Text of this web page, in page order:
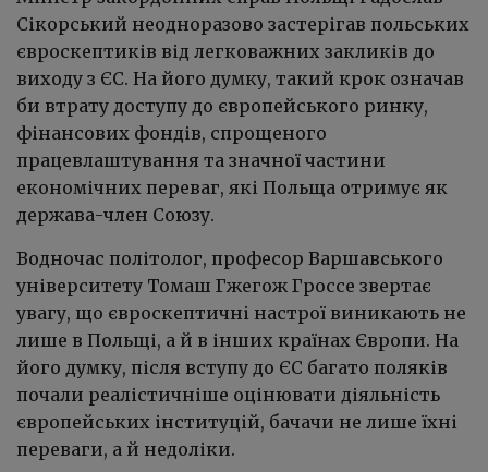
Сікорський неодноразово застерігав польських
євроскептиків від легковажних закликів до
виходу з ЄС. На його думку, такий крок означав
би втрату доступу до європейського ринку,
фінансових фондів, спрощеного
працевлаштування та значної частини
економічних переваг, які Польща отримує як
держава-член Союзу.
Водночас політолог, професор Варшавського
університету Томаш Гжегож Гроссе звертає
увагу, що євроскептичні настрої виникають не
лише в Польщі, а й в інших країнах Європи. На
його думку, після вступу до ЄС багато поляків
почали реалістичніше оцінювати діяльність
європейських інституцій, бачачи не лише їхні
переваги, а й недоліки.